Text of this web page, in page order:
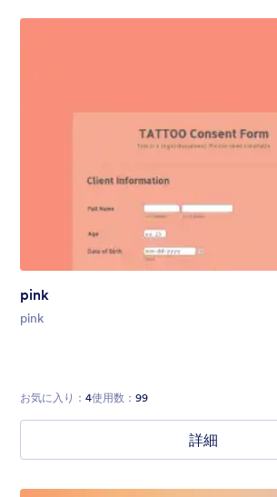
pink
pink
お気に入り： 4使用数： 99
詳細